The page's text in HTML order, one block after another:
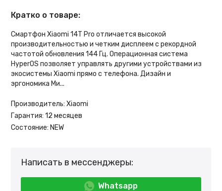
Кратко о товаре:
Смартфон Xiaomi 14T Pro отличается высокой
производительностью и четким дисплеем с рекордной
частотой обновления 144 Гц. Операционная система
HyperOS позволяет управлять другими устройствами из
экосистемы Xiaomi прямо с телефона. Дизайн и
эргономика Ми...
Производитель: Xiaomi
Гарантия: 12 месяцев
Состояние: NEW
Написать в мессенджеры:
Whatsapp